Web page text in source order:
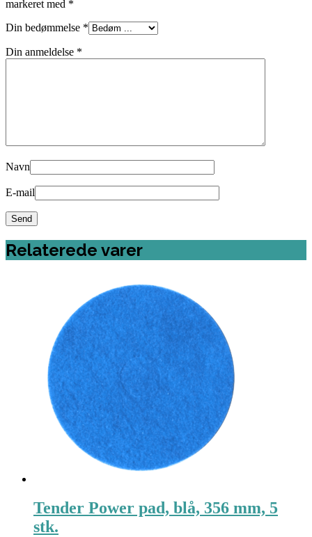
markeret med *
Din bedømmelse *
Din anmeldelse *
Navn
E-mail
Relaterede varer
Tender Power pad, blå, 356 mm, 5
stk.